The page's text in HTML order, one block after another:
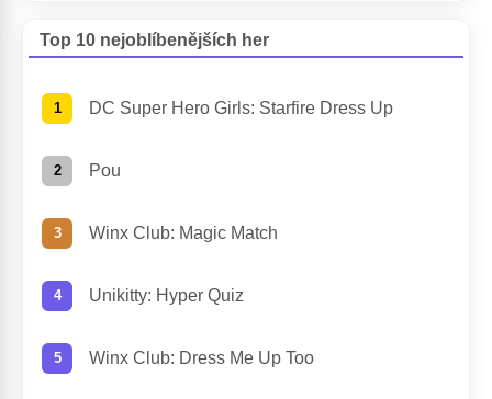
Top 10 nejoblíbenějších her
DC Super Hero Girls: Starfire Dress Up
Pou
Winx Club: Magic Match
Unikitty: Hyper Quiz
Winx Club: Dress Me Up Too